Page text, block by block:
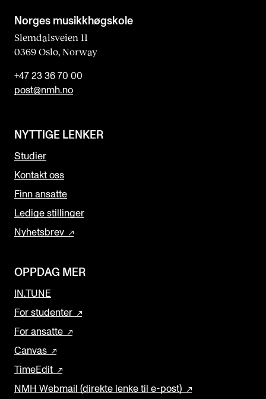
Norges musikk­høgskole
Slemdalsveien 11
0369 Oslo, Norway
+47 23 36 70 00
post@nmh.no
NYTTIGE LENKER
Studier
Kontakt oss
Finn ansatte
Ledige stillinger
Nyhetsbrev
OPPDAG MER
IN.TUNE
For studenter
For ansatte
Canvas
TimeEdit
NMH Webmail (direkte lenke til e-post)